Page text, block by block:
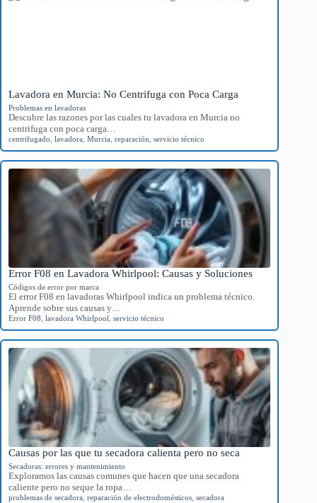
Lavadora en Murcia: No Centrifuga con Poca Carga
Problemas en lavadoras
Descubre las razones por las cuales tu lavadora en Murcia no
centrifuga con poca carga…
centrifugado lavadora Murcia reparación servicio técnico
Error F08 en Lavadora Whirlpool: Causas y Soluciones
Códigos de error por marca
El error F08 en lavadoras Whirlpool indica un problema técnico.
Aprende sobre sus causas y…
Error F08 lavadora Whirlpool servicio técnico
Causas por las que tu secadora calienta pero no seca
Secadoras: errores y mantenimiento
Exploramos las causas comunes que hacen que una secadora
caliente pero no seque la ropa…
problemas de secadora reparación de electrodomésticos secadora